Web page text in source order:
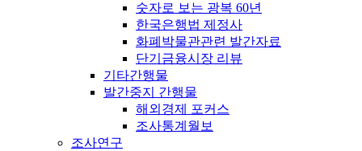
숫자로 보는 광복 60년
한국은행법 제정사
화폐박물관관련 발간자료
단기금융시장 리뷰
기타간행물
발간중지 간행물
해외경제 포커스
조사통계월보
조사연구